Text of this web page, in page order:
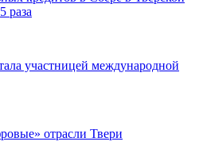
раза
участницей международной
отрасли Твери